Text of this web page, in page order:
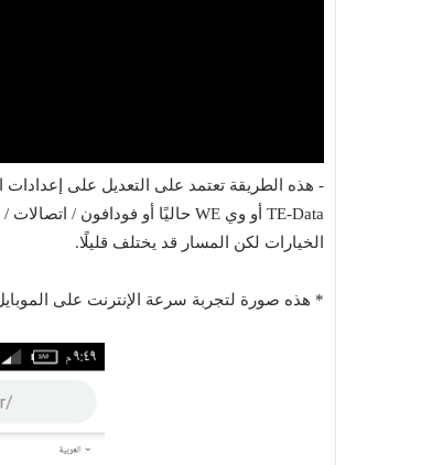
- هذه الطريقة تعتمد على التعديل على إعدادات
الخيارات لكن المسار قد يختلف قليلًا.
* هذه صورة لتجربة سرعة الإنترنت على